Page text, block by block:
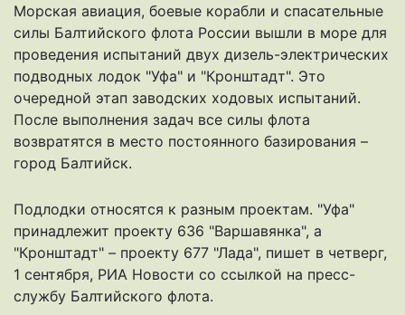
Морская авиация, боевые корабли и спасательные
силы Балтийского флота России вышли в море для
проведения испытаний двух дизель-электрических
подводных лодок "Уфа" и "Кронштадт". Это
очередной этап заводских ходовых испытаний.
После выполнения задач все силы флота
возвратятся в место постоянного базирования –
город Балтийск.
Подлодки относятся к разным проектам. "Уфа"
принадлежит проекту 636 "Варшавянка", а
"Кронштадт" – проекту 677 "Лада", пишет в четверг,
1 сентября, РИА Новости со ссылкой на пресс-
службу Балтийского флота.